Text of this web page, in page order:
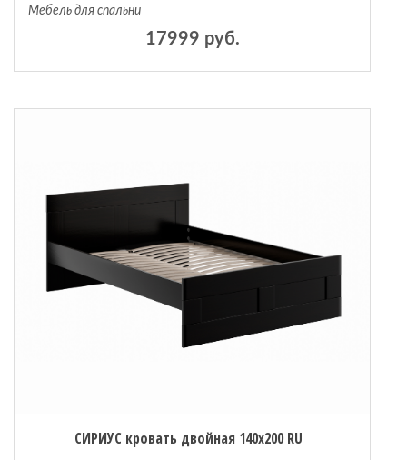
Мебель для спальни
17999 руб.
СИРИУС кровать двойная 140х200 RU